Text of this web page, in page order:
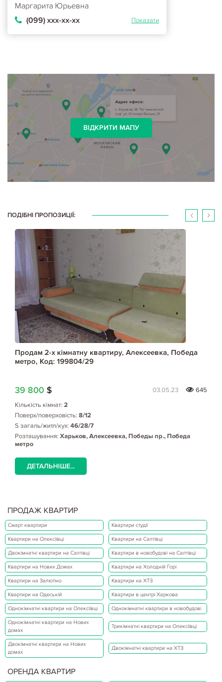
Маргарита Юрьевна
(099) ххх-хх-хх
Показати
ВІДКРИТИ МАПУ
ПОДІБНІ ПРОПОЗИЦІЇ:
Продам 2-х кімнатну квартиру, Алексеевка, Победа
метро, Код: 199804/29
39 800 $ 03.05.23
645
Кількість кімнат: 2
Поверх/поверховість: 8/12
S загаль/житл/кух: 46/28/7
Розташування: Харьков, Алексеевка, Победы пр., Победа
метро
ДЕТАЛЬНІШЕ...
ПРОДАЖ КВАРТИР
Смарт квартири Квартири студії
Квартири на Олексіївці Квартири на Салтівці
Двокімнатні квартири на Салтівці Квартири в новобудові на Салтівці
Квартири на Нових Домах Квартири на Холодній Горі
Квартири на Залютіно Квартири на ХТЗ
Квартири на Одеській Квартири в центрі Харкова
Однокімнатні квартири на Олексіївці Однокімнатні квартири в новобудові
Однокімнатні квартири на Нових
домах
Трикімнатні квартири на Олексіївці
Двокімнатні квартири на Нових
домах
Двокімнатні квартири на ХТЗ
ОРЕНДА КВАРТИР